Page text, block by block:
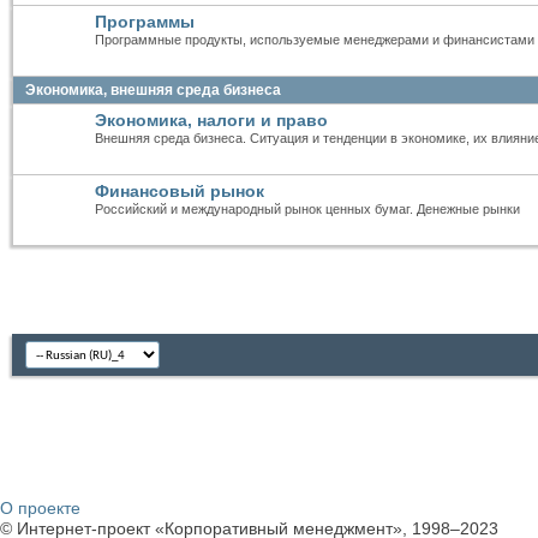
Программы
Программные продукты, используемые менеджерами и финансистами
Экономика, внешняя среда бизнеса
Экономика, налоги и право
Внешняя среда бизнеса. Ситуация и тенденции в экономике, их
Финансовый рынок
Российский и международный рынок ценных бумаг. Денежные рынки
О проекте
© Интернет-проект «Корпоративный менеджмент», 1998–2023